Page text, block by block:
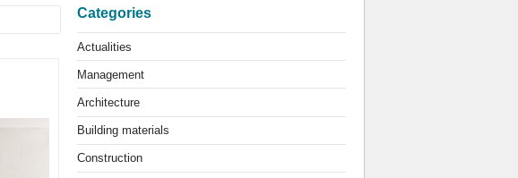
Categories
Actualities
Management
Architecture
Building materials
Construction